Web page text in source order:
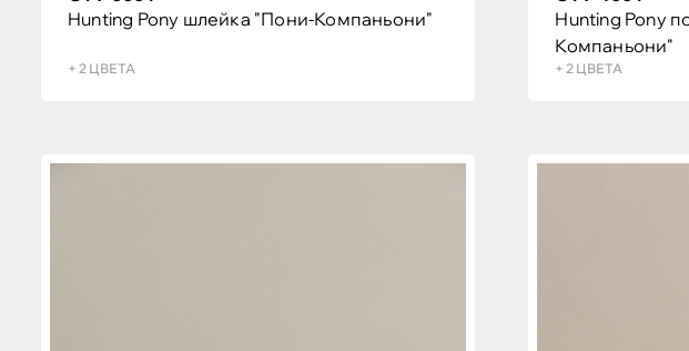
Hunting Pony шлейка "Пони-Компаньони"
+ 2 ЦВЕТА
Hunting Pony
Компаньони"
+ 2 ЦВЕТА